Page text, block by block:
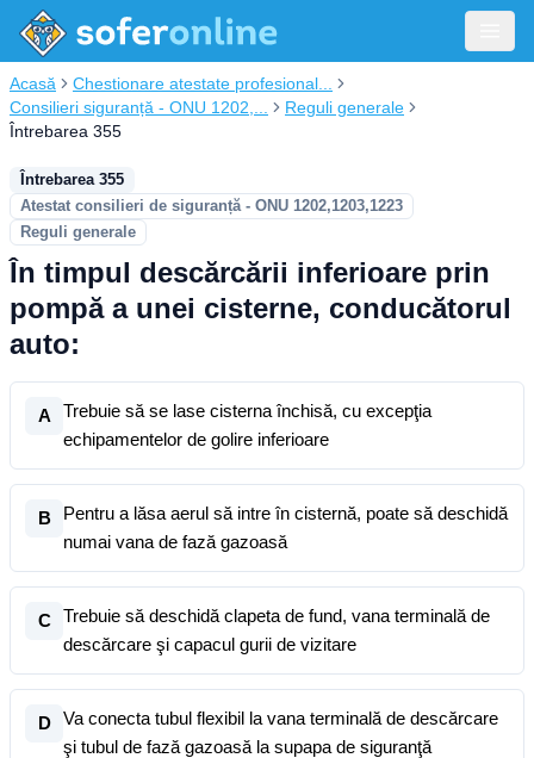
Acasă
Chestionare atestate profesional...
Consilieri siguranță - ONU 1202,...
Reguli generale
Întrebarea 355
Întrebarea 355
Atestat consilieri de siguranță - ONU 1202,1203,1223
Reguli generale
În timpul descărcării inferioare prin
pompă a unei cisterne, conducătorul
auto:
A
Trebuie să se lase cisterna închisă, cu excepţia
echipamentelor de golire inferioare
B
Pentru a lăsa aerul să intre în cisternă, poate să deschidă
numai vana de fază gazoasă
C
Trebuie să deschidă clapeta de fund, vana terminală de
descărcare şi capacul gurii de vizitare
D
Va conecta tubul flexibil la vana terminală de descărcare
şi tubul de fază gazoasă la supapa de siguranţă